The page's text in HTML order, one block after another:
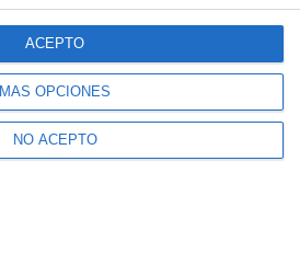
MÁS OPCIONES
NO ACEPTO
ACEPTO